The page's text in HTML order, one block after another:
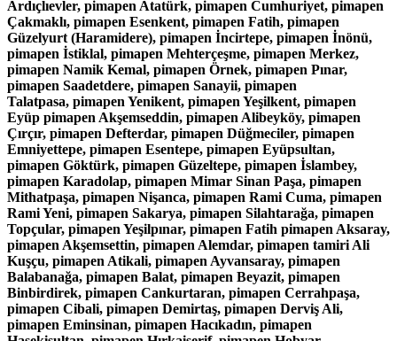
Ardıçlıevler, pimapen Atatürk, pimapen Cumhuriyet, pimapen
Çakmaklı, pimapen Esenkent, pimapen Fatih, pimapen
Güzelyurt (Haramidere), pimapen İncirtepe, pimapen İnönü,
pimapen İstiklal, pimapen Mehterçeşme, pimapen Merkez,
pimapen Namik Kemal, pimapen Örnek, pimapen Pınar,
pimapen Saadetdere, pimapen Sanayii, pimapen
Talatpasa, pimapen Yenikent, pimapen Yeşilkent, pimapen
Eyüp pimapen Akşemseddin, pimapen Alibeyköy, pimapen
Çırçır, pimapen Defterdar, pimapen Düğmeciler, pimapen
Emniyettepe, pimapen Esentepe, pimapen Eyüpsultan,
pimapen Göktürk, pimapen Güzeltepe, pimapen İslambey,
pimapen Karadolap, pimapen Mimar Sinan Paşa, pimapen
Mithatpaşa, pimapen Nişanca, pimapen Rami Cuma, pimapen
Rami Yeni, pimapen Sakarya, pimapen Silahtarağa, pimapen
Topçular, pimapen Yeşilpınar, pimapen Fatih pimapen Aksaray,
pimapen Akşemsettin, pimapen Alemdar, pimapen tamiri Ali
Kuşçu, pimapen Atikali, pimapen Ayvansaray, pimapen
Balabanağa, pimapen Balat, pimapen Beyazit, pimapen
Binbirdirek, pimapen Cankurtaran, pimapen Cerrahpaşa,
pimapen Cibali, pimapen Demirtaş, pimapen Derviş Ali,
pimapen Eminsinan, pimapen Hacıkadın, pimapen